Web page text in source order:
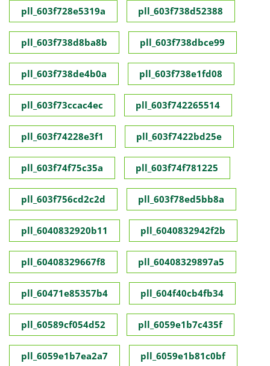
pll_603f728e5319a pll_603f738d52388
pll_603f738d8ba8b pll_603f738dbce99
pll_603f738de4b0a pll_603f738e1fd08
pll_603f73ccac4ec pll_603f742265514
pll_603f74228e3f1 pll_603f7422bd25e
pll_603f74f75c35a pll_603f74f781225
pll_603f756cd2c2d pll_603f78ed5bb8a
pll_6040832920b11 pll_6040832942f2b
pll_60408329667f8 pll_60408329897a5
pll_60471e85357b4 pll_604f40cb4fb34
pll_60589cf054d52 pll_6059e1b7c435f
pll_6059e1b7ea2a7 pll_6059e1b81c0bf